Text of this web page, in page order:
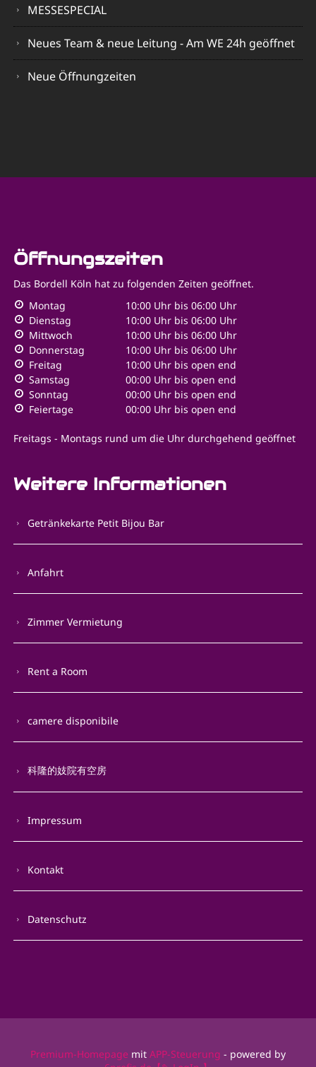
MESSESPECIAL
Neues Team & neue Leitung - Am WE 24h geöffnet
Neue Öffnungzeiten
Öffnungszeiten
Das Bordell Köln hat zu folgenden Zeiten geöffnet.
Montag
10:00 Uhr bis 06:00 Uhr
Dienstag
10:00 Uhr bis 06:00 Uhr
Mittwoch
10:00 Uhr bis 06:00 Uhr
Donnerstag
10:00 Uhr bis 06:00 Uhr
Freitag
10:00 Uhr bis open end
Samstag
00:00 Uhr bis open end
Sonntag
00:00 Uhr bis open end
Feiertage
00:00 Uhr bis open end
Freitags - Montags rund um die Uhr durchgehend geöffnet
Weitere Informationen
Getränkekarte Petit Bijou Bar
Anfahrt
Zimmer Vermietung
Rent a Room
camere disponibile
科隆的妓院有空房
Impressum
Kontakt
Datenschutz
Premium-Homepage mit APP-Steuerung - powered by